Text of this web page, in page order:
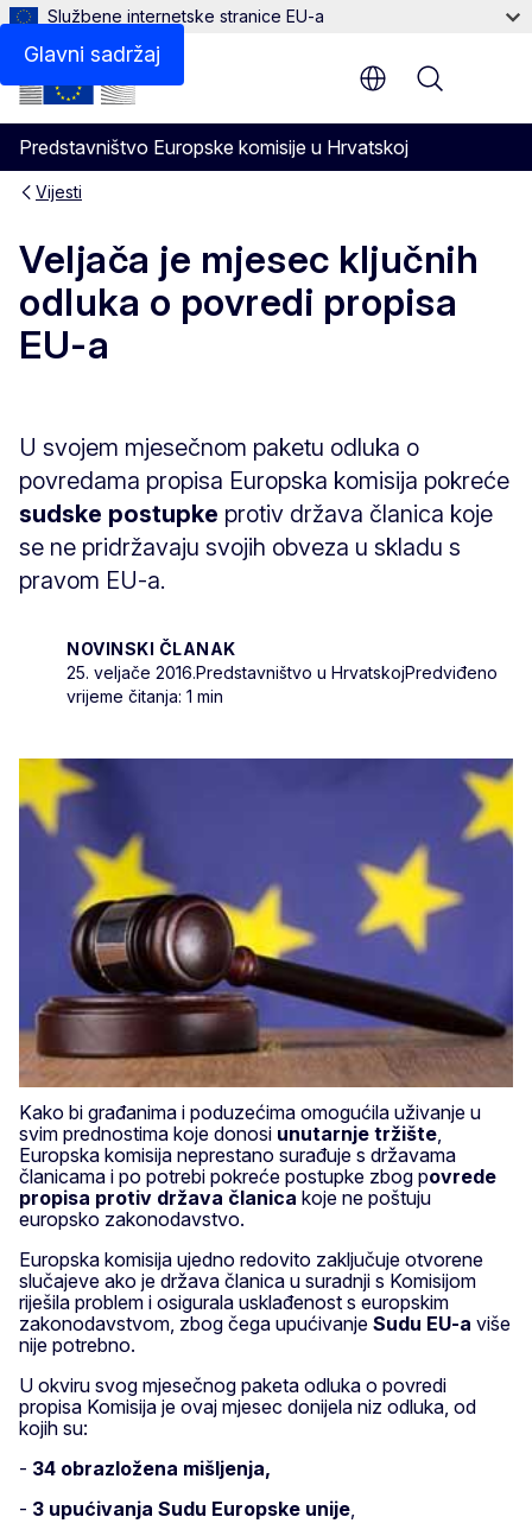
Glavni sadržaj
Službene internetske stranice EU-a
Predstavništvo Europske komisije u Hrvatskoj
Menu
Vijesti
Veljača je mjesec ključnih
odluka o povredi propisa
EU-a
U svojem mjesečnom paketu odluka o
povredama propisa Europska komisija pokreće
sudske postupke protiv država članica koje
se ne pridržavaju svojih obveza u skladu s
pravom EU-a.
NOVINSKI ČLANAK
25. veljače 2016.Predstavništvo u HrvatskojPredviđeno
vrijeme čitanja: 1 min
Kako bi građanima i poduzećima omogućila uživanje u
svim prednostima koje donosi unutarnje tržište,
Europska komisija neprestano surađuje s državama
članicama i po potrebi pokreće postupke zbog povrede
propisa protiv država članica koje ne poštuju
europsko zakonodavstvo.
Europska komisija ujedno redovito zaključuje otvorene
slučajeve ako je država članica u suradnji s Komisijom
riješila problem i osigurala usklađenost s europskim
zakonodavstvom, zbog čega upućivanje Sudu EU-a više
nije potrebno.
U okviru svog mjesečnog paketa odluka o povredi
propisa Komisija je ovaj mjesec donijela niz odluka, od
kojih su:
- 34 obrazložena mišljenja,
- 3 upućivanja Sudu Europske unije,